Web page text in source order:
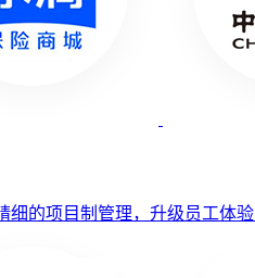
细的项目制管理，升级员工体